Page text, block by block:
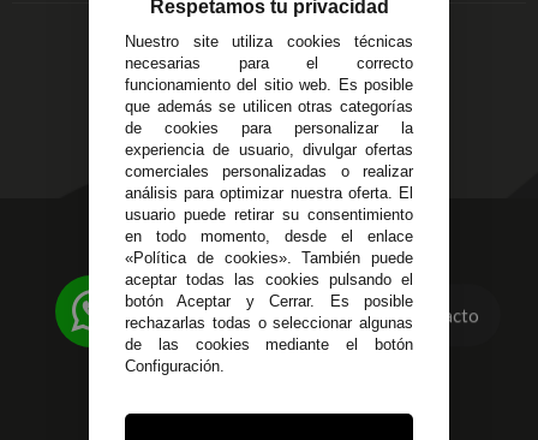
14
Alzira - Valencia
C/ Esplugues, 135
Devoluciones
Política de Privacidad
Pago Seguro
Terminos y
Condiciones Generales
Políticas de Cookies
623 23 31 98
Atendemos Whatsapp
955 44 45 43/955 44 45 44
info@steielectronica.com
Avenida Plaza de Toros,
Contacto
Respetamos tu privacidad
Nuestro site utiliza cookies técnicas
necesarias para el correcto
funcionamiento del sitio web. Es posible
que además se utilicen otras categorías
de cookies para personalizar la
experiencia de usuario, divulgar ofertas
comerciales personalizadas o realizar
análisis para optimizar nuestra oferta. El
usuario puede retirar su consentimiento
en todo momento, desde el enlace
«Política de cookies». También puede
aceptar todas las cookies pulsando el
botón Aceptar y Cerrar. Es posible
rechazarlas todas o seleccionar algunas
de las cookies mediante el botón
Configuración.